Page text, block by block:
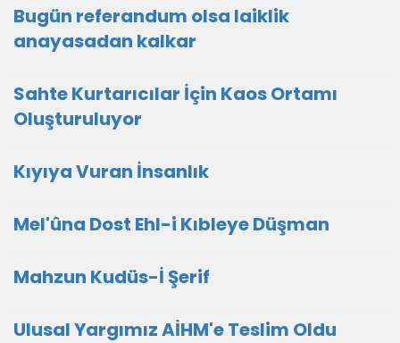
Bugün referandum olsa laiklik
anayasadan kalkar
Sahte Kurtarıcılar İçin Kaos Ortamı
Oluşturuluyor
Kıyıya Vuran İnsanlık
Mel'ûna Dost Ehl-i Kıbleye Düşman
Mahzun Kudüs-İ Şerif
Ulusal Yargımız AİHM'e Teslim Oldu